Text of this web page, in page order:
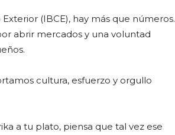
(IBCE), hay más que números.
abrir mercados y una voluntad
cultura, esfuerzo y orgullo
a tu plato, piensa que tal vez ese